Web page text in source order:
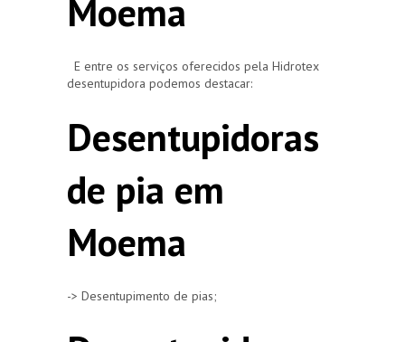
Moema
E entre os serviços oferecidos pela Hidrotex
desentupidora podemos destacar:
Desentupidoras
de pia em
Moema
-> Desentupimento de pias;